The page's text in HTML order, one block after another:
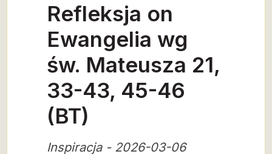
Refleksja on
Ewangelia wg
św. Mateusza 21,
33-43, 45-46
(BT)
Inspiracja - 2026-03-06